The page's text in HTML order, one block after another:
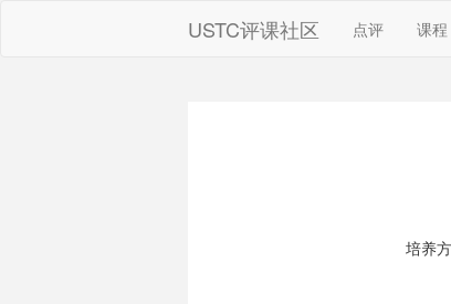
USTC评课社区 点评 课程
培养